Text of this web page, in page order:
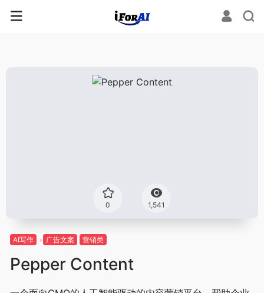
0 1,541
AI写作 广告文案 营销类
Pepper Content